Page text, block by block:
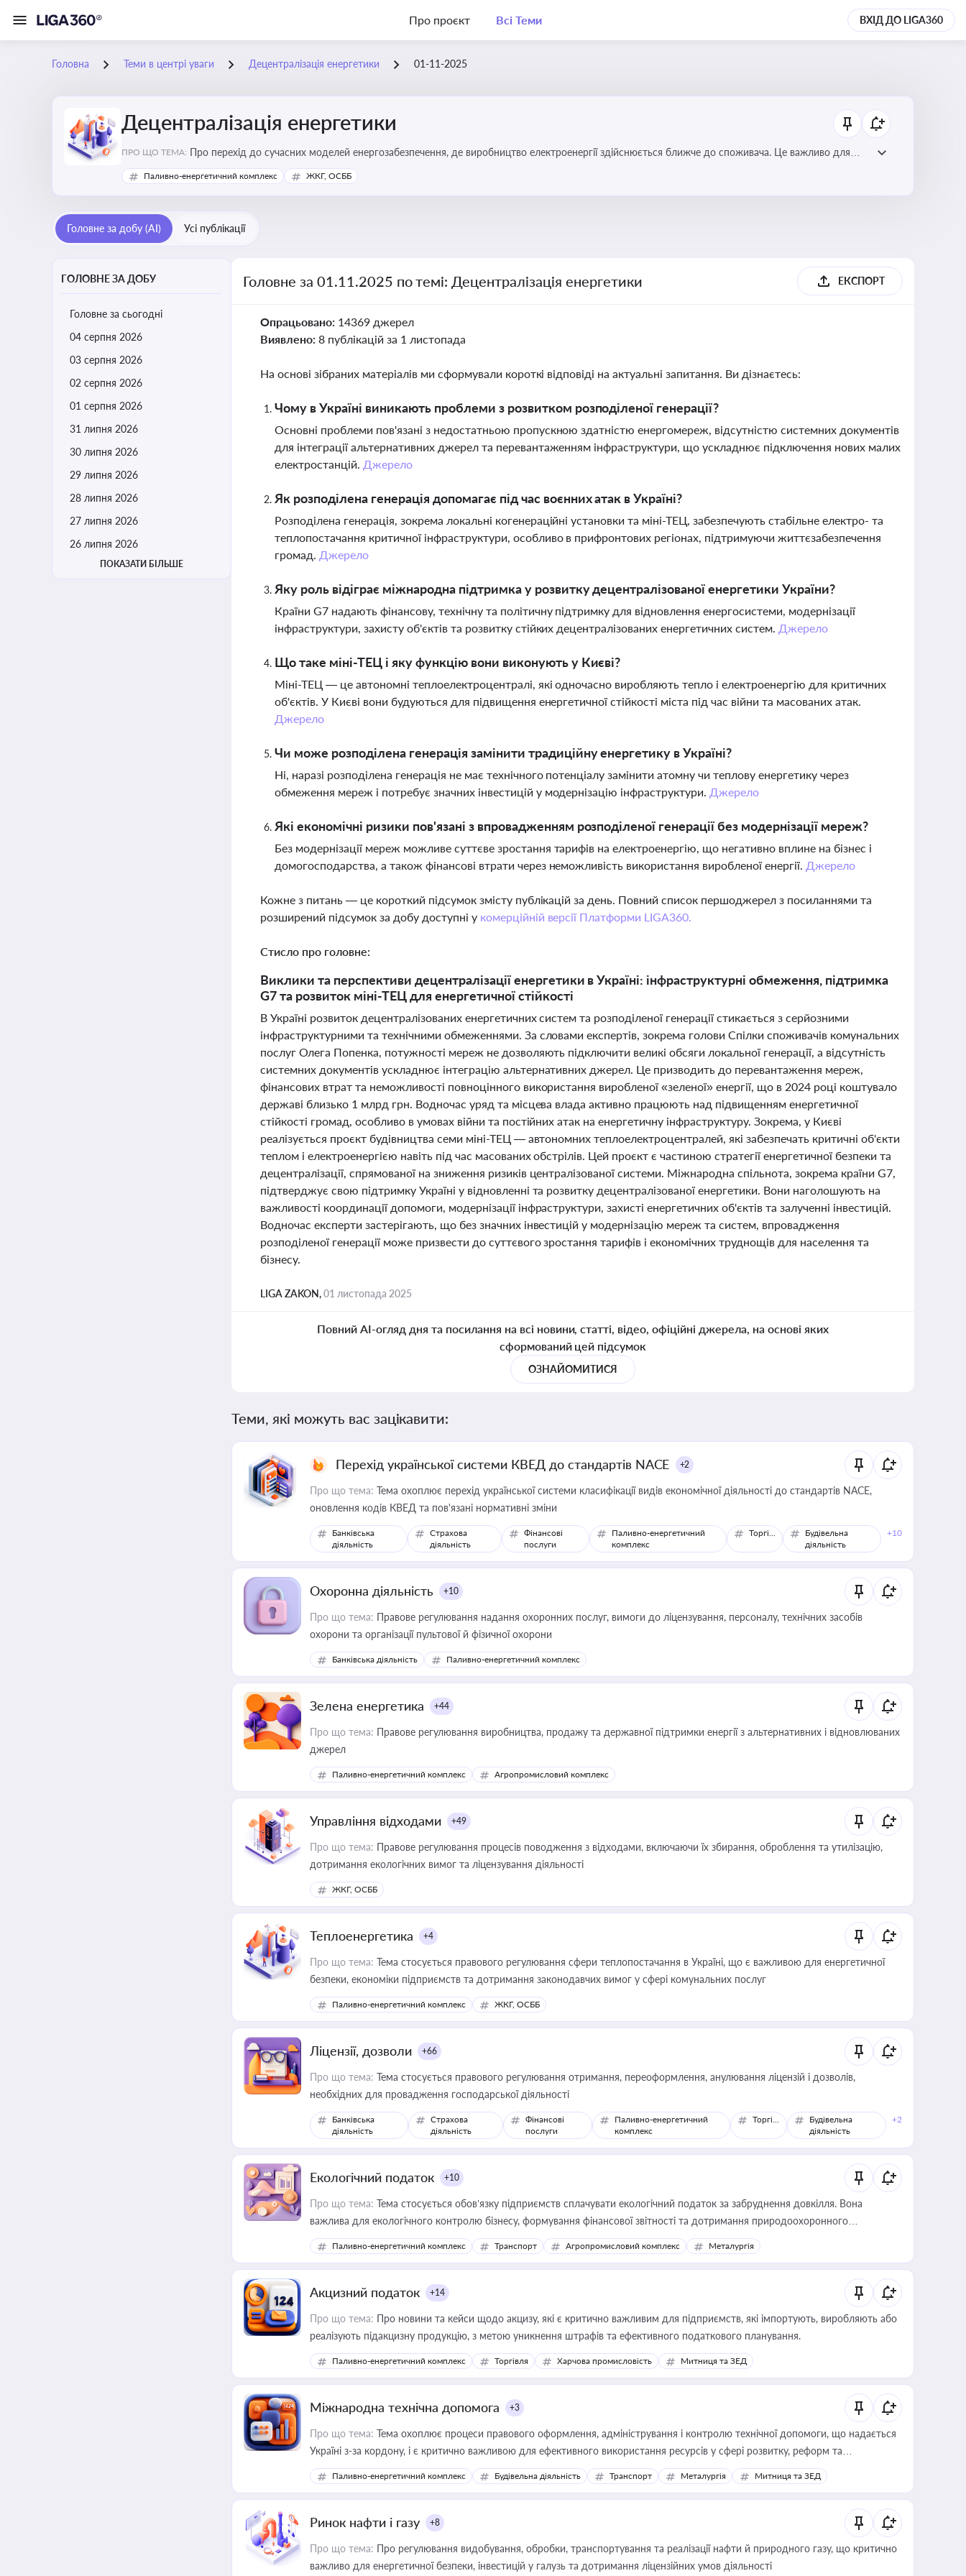
Про проєкт Всі Теми ВХІД ДО LIGA360
Головна Теми в центрі уваги Децентралізація енергетики 01-11-2025
Децентралізація енергетики
ПРО ЩО ТЕМА: Про перехід до сучасних моделей енергозабезпечення, де виробництво електроенергії здійснюється ближче до споживача. Це важливо для
підвищення енергонезалежності громад, зменшення втрат при транспортуванні енергії та стимулювання розвитку відновлюваних джерел
Паливно-енергетичний комплекс ЖКГ, ОСББ
Головне за добу (AI) Усі публікації
ГОЛОВНЕ ЗА ДОБУ
Головне за сьогодні
04 серпня 2026
03 серпня 2026
02 серпня 2026
01 серпня 2026
31 липня 2026
30 липня 2026
29 липня 2026
28 липня 2026
27 липня 2026
26 липня 2026
ПОКАЗАТИ БІЛЬШЕ
Головне за 01.11.2025 по темі: Децентралізація енергетики ЕКСПОРТ
Опрацьовано: 14369 джерел
Виявлено: 8 публікацій за 1 листопада
На основі зібраних матеріалів ми сформували короткі відповіді на актуальні запитання. Ви дізнаєтесь:
Чому в Україні виникають проблеми з розвитком розподіленої генерації?
Основні проблеми пов'язані з недостатньою пропускною здатністю енергомереж, відсутністю системних документів
для інтеграції альтернативних джерел та перевантаженням інфраструктури, що ускладнює підключення нових малих
електростанцій. Джерело
Як розподілена генерація допомагає під час воєнних атак в Україні?
Розподілена генерація, зокрема локальні когенераційні установки та міні-ТЕЦ, забезпечують стабільне електро- та
теплопостачання критичної інфраструктури, особливо в прифронтових регіонах, підтримуючи життєзабезпечення
громад. Джерело
Яку роль відіграє міжнародна підтримка у розвитку децентралізованої енергетики України?
Країни G7 надають фінансову, технічну та політичну підтримку для відновлення енергосистеми, модернізації
інфраструктури, захисту об'єктів та розвитку стійких децентралізованих енергетичних систем. Джерело
Що таке міні-ТЕЦ і яку функцію вони виконують у Києві?
Міні-ТЕЦ — це автономні теплоелектроцентралі, які одночасно виробляють тепло і електроенергію для критичних
об'єктів. У Києві вони будуються для підвищення енергетичної стійкості міста під час війни та масованих атак.
Джерело
Чи може розподілена генерація замінити традиційну енергетику в Україні?
Ні, наразі розподілена генерація не має технічного потенціалу замінити атомну чи теплову енергетику через
обмеження мереж і потребує значних інвестицій у модернізацію інфраструктури. Джерело
Які економічні ризики пов'язані з впровадженням розподіленої генерації без модернізації мереж?
Без модернізації мереж можливе суттєве зростання тарифів на електроенергію, що негативно вплине на бізнес і
домогосподарства, а також фінансові втрати через неможливість використання виробленої енергії. Джерело
Кожне з питань — це короткий підсумок змісту публікацій за день. Повний список першоджерел з посиланнями та
розширений підсумок за добу доступні у комерційній версії Платформи LIGA360.
Стисло про головне:
Виклики та перспективи децентралізації енергетики в Україні: інфраструктурні обмеження, підтримка
G7 та розвиток міні-ТЕЦ для енергетичної стійкості
В Україні розвиток децентралізованих енергетичних систем та розподіленої генерації стикається з серйозними
інфраструктурними та технічними обмеженнями. За словами експертів, зокрема голови Спілки споживачів комунальних
послуг Олега Попенка, потужності мереж не дозволяють підключити великі обсяги локальної генерації, а відсутність
системних документів ускладнює інтеграцію альтернативних джерел. Це призводить до перевантаження мереж,
фінансових втрат та неможливості повноцінного використання виробленої «зеленої» енергії, що в 2024 році коштувало
державі близько 1 млрд грн. Водночас уряд та місцева влада активно працюють над підвищенням енергетичної
стійкості громад, особливо в умовах війни та постійних атак на енергетичну інфраструктуру. Зокрема, у Києві
реалізується проєкт будівництва семи міні-ТЕЦ — автономних теплоелектроцентралей, які забезпечать критичні об'єкти
теплом і електроенергією навіть під час масованих обстрілів. Цей проєкт є частиною стратегії енергетичної безпеки та
децентралізації, спрямованої на зниження ризиків централізованої системи. Міжнародна спільнота, зокрема країни G7,
підтверджує свою підтримку Україні у відновленні та розвитку децентралізованої енергетики. Вони наголошують на
важливості координації допомоги, модернізації інфраструктури, захисті енергетичних об'єктів та залученні інвестицій.
Водночас експерти застерігають, що без значних інвестицій у модернізацію мереж та систем, впровадження
розподіленої генерації може призвести до суттєвого зростання тарифів і економічних труднощів для населення та
бізнесу.
LIGA ZAKON,01 листопада 2025
Повний AI-огляд дня та посилання на всі новини, статті, відео, офіційні джерела, на основі яких
сформований цей підсумок
ОЗНАЙОМИТИСЯ
Теми, які можуть вас зацікавити:
Перехід української системи КВЕД до стандартів NACE +2
Про що тема: Тема охоплює перехід української системи класифікації видів економічної діяльності до стандартів NACE,
оновлення кодів КВЕД та пов'язані нормативні зміни
Банківська
діяльність
Страхова
діяльність
Фінансові
послуги
Паливно-енергетичний
комплекс
Торгівля
Будівельна
діяльність
+10
Охоронна діяльність +10
Про що тема: Правове регулювання надання охоронних послуг, вимоги до ліцензування, персоналу, технічних засобів
охорони та організації пультової й фізичної охорони
Банківська діяльність Паливно-енергетичний комплекс
Зелена енергетика +44
Про що тема: Правове регулювання виробництва, продажу та державної підтримки енергії з альтернативних і відновлюваних
джерел
Паливно-енергетичний комплекс Агропромисловий комплекс
Управління відходами +49
Про що тема: Правове регулювання процесів поводження з відходами, включаючи їх збирання, оброблення та утилізацію,
дотримання екологічних вимог та ліцензування діяльності
ЖКГ, ОСББ
Теплоенергетика +4
Про що тема: Тема стосується правового регулювання сфери теплопостачання в Україні, що є важливою для енергетичної
безпеки, економіки підприємств та дотримання законодавчих вимог у сфері комунальних послуг
Паливно-енергетичний комплекс ЖКГ, ОСББ
Ліцензії, дозволи +66
Про що тема: Тема стосується правового регулювання отримання, переоформлення, анулювання ліцензій і дозволів,
необхідних для провадження господарської діяльності
Банківська
діяльність
Страхова
діяльність
Фінансові
послуги
Паливно-енергетичний
комплекс
Торгівля
Будівельна
діяльність
+2
Екологічний податок +10
Про що тема: Тема стосується обов’язку підприємств сплачувати екологічний податок за забруднення довкілля. Вона
важлива для екологічного контролю бізнесу, формування фінансової звітності та дотримання природоохоронного
законодавства
Паливно-енергетичний комплекс Транспорт Агропромисловий комплекс Металургія
Акцизний податок +14
Про що тема: Про новини та кейси щодо акцизу, які є критично важливим для підприємств, які імпортують, виробляють або
реалізують підакцизну продукцію, з метою уникнення штрафів та ефективного податкового планування.
Паливно-енергетичний комплекс Торгівля Харчова промисловість Митниця та ЗЕД
Міжнародна технічна допомога +3
Про що тема: Тема охоплює процеси правового оформлення, адміністрування і контролю технічної допомоги, що надається
Україні з-за кордону, і є критично важливою для ефективного використання ресурсів у сфері розвитку, реформ та
інфраструктурних проєктів
Паливно-енергетичний комплекс Будівельна діяльність Транспорт Металургія Митниця та ЗЕД
Ринок нафти і газу +8
Про що тема: Про регулювання видобування, обробки, транспортування та реалізації нафти й природного газу, що критично
важливо для енергетичної безпеки, інвестицій у галузь та дотримання ліцензійних умов діяльності